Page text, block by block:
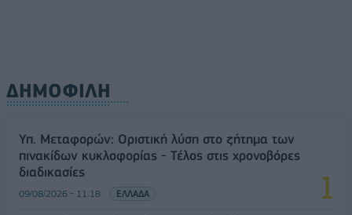
ΔΗΜΟΦΙΛΗ
Υπ. Μεταφορών: Οριστική λύση στο ζήτημα των
πινακίδων κυκλοφορίας - Τέλος στις χρονοβόρες
διαδικασίες
09/08/2026 - 11:18 ΕΛΛΑΔΑ